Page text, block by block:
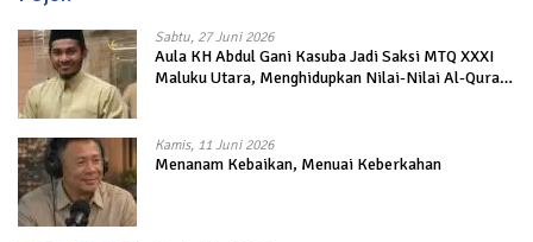
Sabtu, 27 Juni 2026
Aula KH Abdul Gani Kasuba Jadi Saksi MTQ XXXI
Maluku Utara, Menghidupkan Nilai-Nilai Al-Quran
Kamis, 11 Juni 2026
Menanam Kebaikan, Menuai Keberkahan